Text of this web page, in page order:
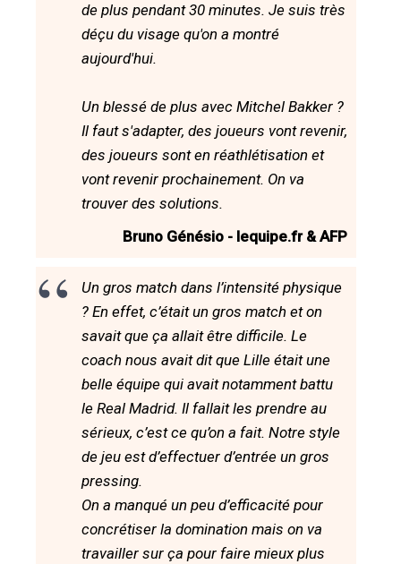
de plus pendant 30 minutes. Je suis très
déçu du visage qu'on a montré
aujourd'hui.
Un blessé de plus avec Mitchel Bakker ?
Il faut s'adapter, des joueurs vont revenir,
des joueurs sont en réathlétisation et
vont revenir prochainement. On va
trouver des solutions.
Bruno Génésio - lequipe.fr & AFP
Un gros match dans l’intensité physique
? En effet, c’était un gros match et on
savait que ça allait être difficile. Le
coach nous avait dit que Lille était une
belle équipe qui avait notamment battu
le Real Madrid. Il fallait les prendre au
sérieux, c’est ce qu’on a fait. Notre style
de jeu est d’effectuer d’entrée un gros
pressing.
On a manqué un peu d’efficacité pour
concrétiser la domination mais on va
travailler sur ça pour faire mieux plus